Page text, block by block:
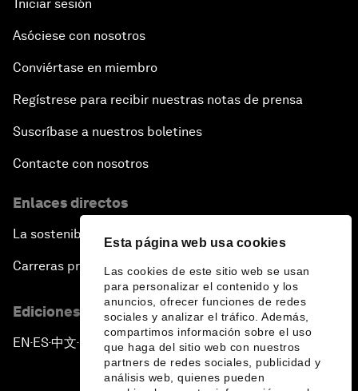
Esta página web usa cookies
Las cookies de este sitio web se usan
para personalizar el contenido y los
anuncios, ofrecer funciones de redes
sociales y analizar el tráfico. Además,
compartimos información sobre el uso
que haga del sitio web con nuestros
partners de redes sociales, publicidad y
análisis web, quienes pueden
Iniciar sesión
Asóciese con nosotros
Conviértase en miembro
Regístrese para recibir nuestras notas de prensa
Suscríbase a nuestros boletines
Contacte con nosotros
Enlaces directos
La sostenibilidad en el Foro
Carreras profesionales
Ediciones en otros idiomas
EN ▪ES▪中文▪ 日本語